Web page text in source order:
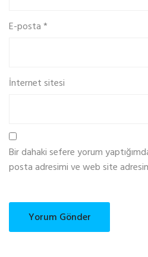
E-posta*
İnternet sitesi
Bir dahaki sefere yorum
posta adresimi ve web site